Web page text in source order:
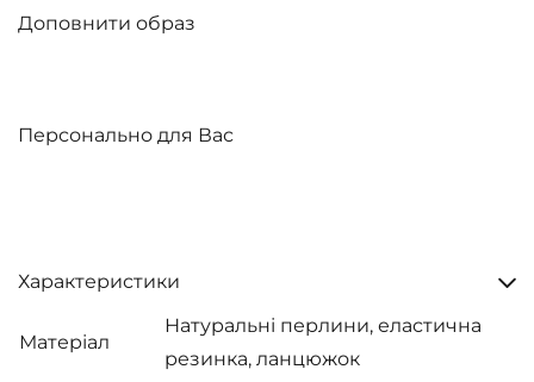
Доповнити образ
Персонально для Вас
Характеристики
Матеріал
Натуральні перлини, еластична
резинка, ланцюжок